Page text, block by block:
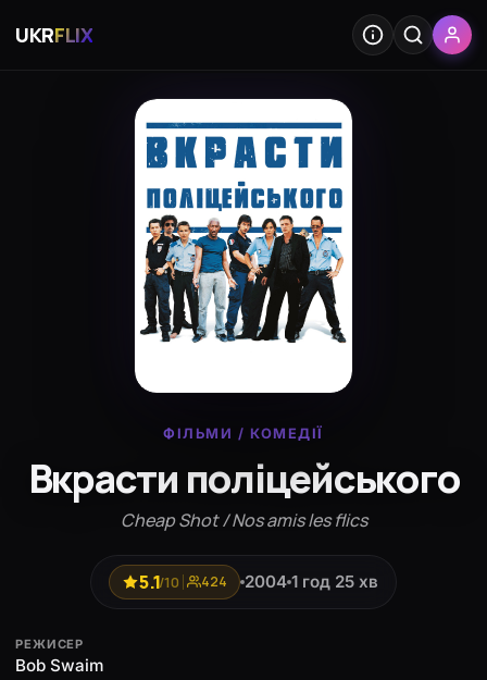
UKRFLIX
ФІЛЬМИ / КОМЕДІЇ
Вкрасти поліцейського
Cheap Shot / Nos amis les flics
5.1/10 424 2004 1 год 25 хв
РЕЖИСЕР
Bob Swaim